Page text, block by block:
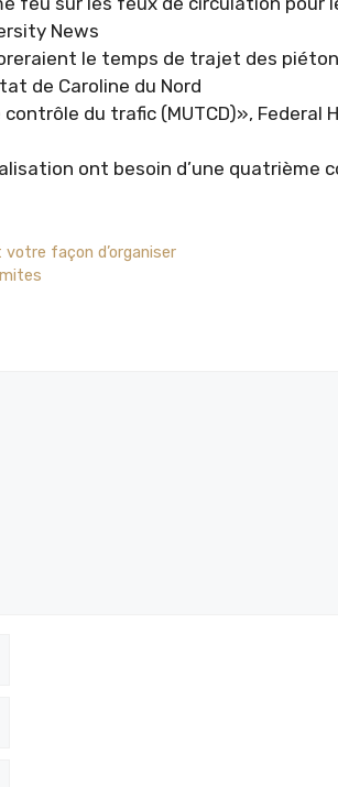
News
le temps de trajet des
de Caroline du Nord
du trafic (MUTCD)», Federal
ont besoin d’une quatrième
façon d’organiser